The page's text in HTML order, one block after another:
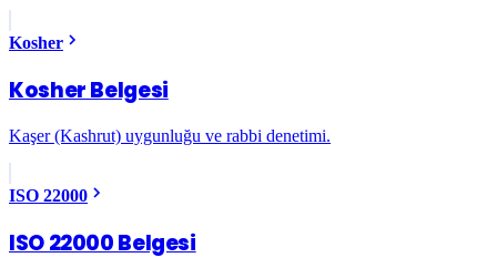
Kosher
Kosher Belgesi
Kaşer (Kashrut) uygunluğu ve rabbi denetimi.
ISO 22000
ISO 22000 Belgesi